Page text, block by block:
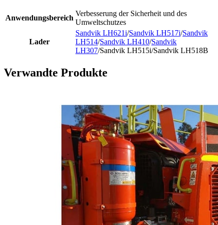
Anwendungsbereich
Verbesserung der Sicherheit und des
Umweltschutzes
Lader
Sandvik LH621i/Sandvik LH517i/Sandvik
LH514/Sandvik LH410/Sandvik
LH307/Sandvik LH515i/Sandvik LH518B
Verwandte Produkte